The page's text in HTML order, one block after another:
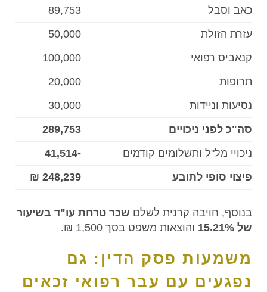
כאב וסבל
89,753
עזרת הזולת
50,000
קנאביס רפואי
100,000
תרופות
20,000
נסיעות וניידות
30,000
סה"כ לפני ניכויים
289,753
ניכויי מל"ל ותשלומים קודמים
-41,514
פיצוי סופי לתובע
248,239 ₪
בנוסף, חויבה קרנית לשלם שכר טרחת עו"ד בשיעור
של 15.21%
והוצאות משפט בסך 1,500 ₪.
משמעות פסק הדין: גם
נפגעים עם עבר רפואי זכאים